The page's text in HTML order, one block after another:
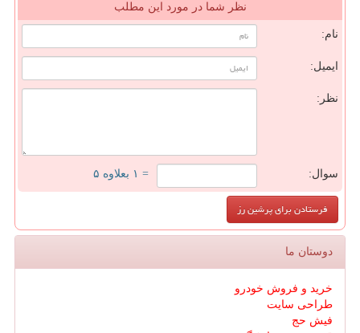
نظر شما در مورد این مطلب
نام:
ایمیل:
نظر:
سوال: = ۱ بعلاوه ۵
دوستان ما
خرید و فروش خودرو
طراحی سایت
فیش حج